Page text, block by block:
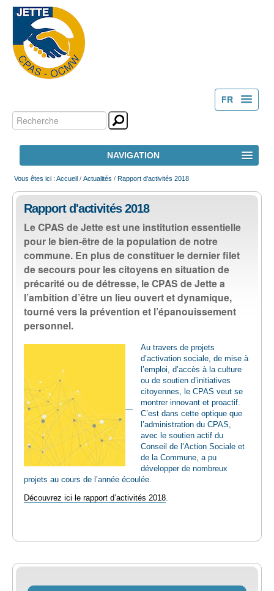
FR
Outils
personnels
Chercher par
Recherche
NAVIGATION
ACCUEIL
LE CPAS
ACTION SOCIALE
EMPLOI
AIDE ALIMENTAIRE
CULTURE ET JEUNESSE
Vous êtes ici : Accueil / Actualités / Rapport d'activités 2018
Rapport d'activités 2018
Le CPAS de Jette est une institution essentielle
pour le bien-être de la population de notre
commune. En plus de constituer le dernier filet
de secours pour les citoyens en situation de
précarité ou de détresse, le CPAS de Jette a
l’ambition d’être un lieu ouvert et dynamique,
tourné vers la prévention et l’épanouissement
personnel.
Au travers de projets
d’activation sociale, de mise à
l’emploi, d’accès à la culture
ou de soutien d’initiatives
citoyennes, le CPAS veut se
montrer innovant et proactif.
C’est dans cette optique que
l’administration du CPAS,
avec le soutien actif du
Conseil de l’Action Sociale et
de la Commune, a pu
développer de nombreux
projets au cours de l’année écoulée.
Découvrez ici le rapport d’activités 2018.